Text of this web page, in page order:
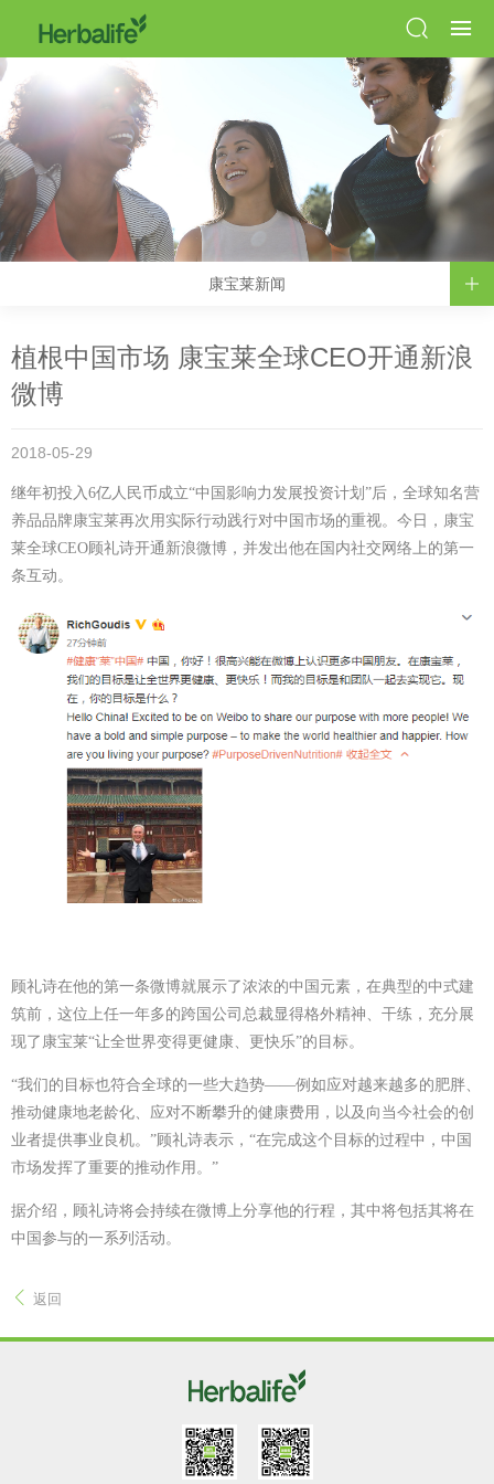
康宝莱新闻
植根中国市场 康宝莱全球CEO开通新浪
微博
2018-05-29
继年初投入6亿人民币成立“中国影响力发展投资计划”后，全球知名营
养品品牌康宝莱再次用实际行动践行对中国市场的重视。今日，康宝
莱全球CEO顾礼诗开通新浪微博，并发出他在国内社交网络上的第一
条互动。
顾礼诗在他的第一条微博就展示了浓浓的中国元素，在典型的中式建
筑前，这位上任一年多的跨国公司总裁显得格外精神、干练，充分展
现了康宝莱“让全世界变得更健康、更快乐”的目标。
“我们的目标也符合全球的一些大趋势——例如应对越来越多的肥胖、
推动健康地老龄化、应对不断攀升的健康费用，以及向当今社会的创
业者提供事业良机。”顾礼诗表示，“在完成这个目标的过程中，中国
市场发挥了重要的推动作用。”
据介绍，顾礼诗将会持续在微博上分享他的行程，其中将包括其将在
中国参与的一系列活动。
返回